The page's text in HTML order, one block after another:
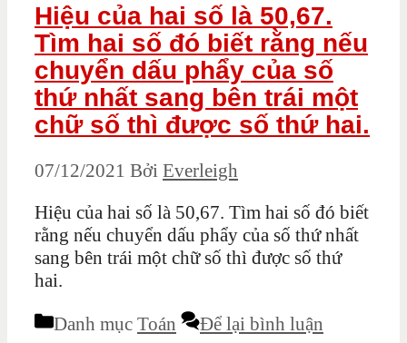
Hiệu của hai số là 50,67.
Tìm hai số đó biết rằng nếu
chuyển dấu phẩy của số
thứ nhất sang bên trái một
chữ số thì được số thứ hai.
07/12/2021 Bởi Everleigh
Hiệu của hai số là 50,67. Tìm hai số đó biết
rằng nếu chuyển dấu phẩy của số thứ nhất
sang bên trái một chữ số thì được số thứ
hai.
Danh mục Toán Để lại bình luận